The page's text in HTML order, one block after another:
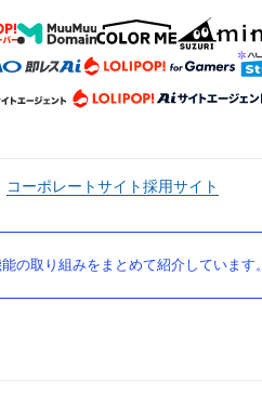
コーポレートサイト採用サイト
の取り組みをまとめて紹介しています。